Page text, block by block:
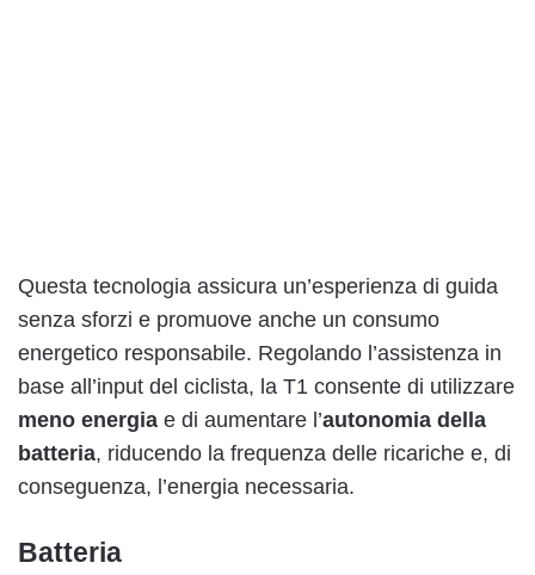
Questa tecnologia assicura un’esperienza di guida
senza sforzi e promuove anche un consumo
energetico responsabile. Regolando l’assistenza in
base all’input del ciclista, la T1 consente di utilizzare
meno energia e di aumentare l’autonomia della
batteria, riducendo la frequenza delle ricariche e, di
conseguenza, l’energia necessaria.
Batteria